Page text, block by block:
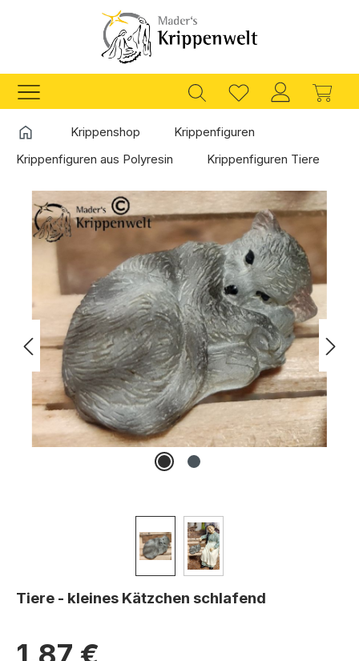
Zum Hauptinhalt springen
StartseiteKrippenshop
Krippenfiguren
Krippenfiguren aus Polyresin
Krippenfiguren Tiere
Bildergalerie überspringen
Tiere - kleines Kätzchen schlafend
Regulärer Preis: